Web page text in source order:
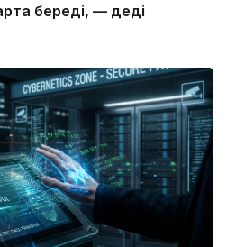
береді, — деді